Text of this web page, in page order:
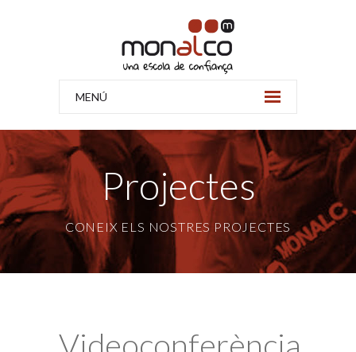
MENÚ
Projectes
CONEIX ELS NOSTRES PROJECTES